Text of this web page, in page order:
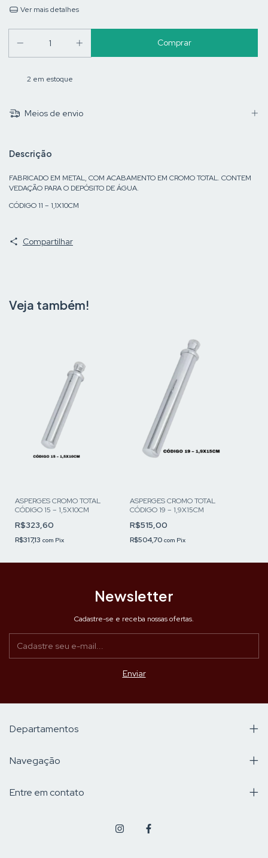
Ver mais detalhes
2 em estoque
Meios de envio
Descrição
FABRICADO EM METAL, COM ACABAMENTO EM CROMO TOTAL. CONTEM
VEDAÇÃO PARA O DEPÓSITO DE ÁGUA.
CÓDIGO 11 – 1,1X10CM
Compartilhar
Veja também!
ASPERGES CROMO TOTAL
CÓDIGO 15 – 1,5X10CM
R$323,60
R$317,13 com Pix
ASPERGES CROMO TOTAL
CÓDIGO 19 – 1,9X15CM
R$515,00
R$504,70com Pix
Newsletter
Cadastre-se e receba nossas ofertas.
Departamentos
Navegação
Entre em contato